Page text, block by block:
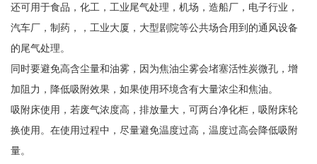
还可用于食品，化工，工业尾气处理，机场，造船厂，电子行业，
汽车厂，制药，，工业大厦，大型剧院等公共场合用到的通风设备
的尾气处理。
同时要避免高含尘量和油雾，因为焦油尘雾会堵塞活性炭微孔，增
加阻力，降低吸附效果，如果使用环境含有大量浓尘和焦油。
吸附床使用，若废气浓度高，排放量大，可两台净化柜，吸附床轮
换使用。在使用过程中，尽量避免温度过高，温度过高会降低吸附
量。